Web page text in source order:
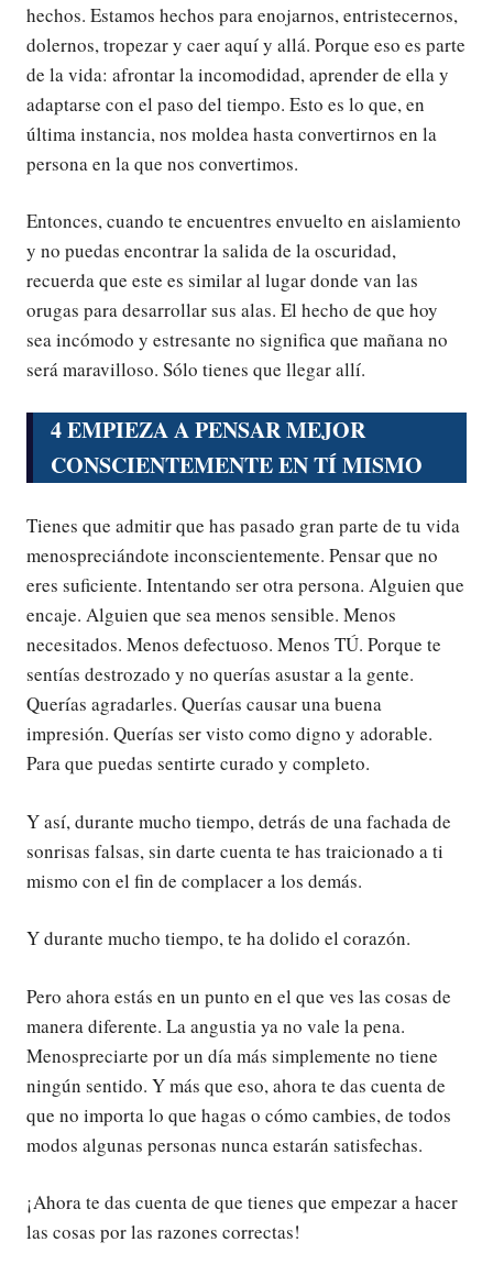
hechos. Estamos hechos para enojarnos, entristecernos,
dolernos, tropezar y caer aquí y allá. Porque eso es parte
de la vida: afrontar la incomodidad, aprender de ella y
adaptarse con el paso del tiempo. Esto es lo que, en
última instancia, nos moldea hasta convertirnos en la
persona en la que nos convertimos.
Entonces, cuando te encuentres envuelto en aislamiento
y no puedas encontrar la salida de la oscuridad,
recuerda que este es similar al lugar donde van las
orugas para desarrollar sus alas. El hecho de que hoy
sea incómodo y estresante no significa que mañana no
será maravilloso. Sólo tienes que llegar allí.
4 EMPIEZA A PENSAR MEJOR
CONSCIENTEMENTE EN TÍ MISMO
Tienes que admitir que has pasado gran parte de tu vida
menospreciándote inconscientemente. Pensar que no
eres suficiente. Intentando ser otra persona. Alguien que
encaje. Alguien que sea menos sensible. Menos
necesitados. Menos defectuoso. Menos TÚ. Porque te
sentías destrozado y no querías asustar a la gente.
Querías agradarles. Querías causar una buena
impresión. Querías ser visto como digno y adorable.
Para que puedas sentirte curado y completo.
Y así, durante mucho tiempo, detrás de una fachada de
sonrisas falsas, sin darte cuenta te has traicionado a ti
mismo con el fin de complacer a los demás.
Y durante mucho tiempo, te ha dolido el corazón.
Pero ahora estás en un punto en el que ves las cosas de
manera diferente. La angustia ya no vale la pena.
Menospreciarte por un día más simplemente no tiene
ningún sentido. Y más que eso, ahora te das cuenta de
que no importa lo que hagas o cómo cambies, de todos
modos algunas personas nunca estarán satisfechas.
¡Ahora te das cuenta de que tienes que empezar a hacer
las cosas por las razones correctas!